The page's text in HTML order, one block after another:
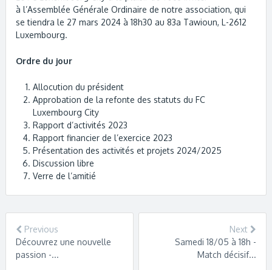
à l’Assemblée Générale Ordinaire de notre association, qui
se tiendra le 27 mars 2024 à 18h30 au 83a Tawioun, L-2612
Luxembourg.
Ordre du jour
Allocution du président
Approbation de la refonte des statuts du FC
Luxembourg City
Rapport d’activités 2023
Rapport financier de l’exercice 2023
Présentation des activités et projets 2024/2025
Discussion libre
Verre de l’amitié
Previous
Découvrez une nouvelle
passion -...
Next
Samedi 18/05 à 18h -
Match décisif...